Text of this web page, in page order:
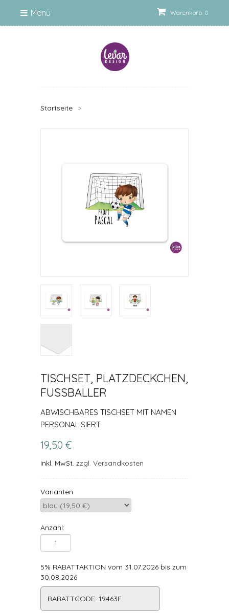
Warenkorb: 0
Menü
Startseite >
TISCHSET, PLATZDECKCHEN,
FUSSBALLER
ABWISCHBARES TISCHSET MIT NAMEN
PERSONALISIERT
19,50 €
inkl. MwSt. zzgl. Versandkosten
Varianten
Anzahl:
5% RABATTAKTION vom 31.07.2026 bis zum
30.08.2026
RABATTCODE: 19463F